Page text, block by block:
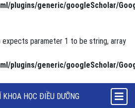
plugins/generic/googleScholar/
expects parameter 1 to be string, array
plugins/generic/googleScholar/
của người bệnh đột quy não điều trị
KHOA HỌC ĐIỀU DƯỠNG